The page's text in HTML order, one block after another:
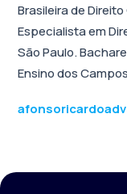
Brasileira de
Especialista em
São Paulo.
Ensino dos